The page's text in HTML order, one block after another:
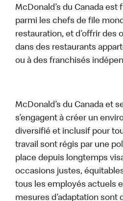
McDonald’s du Canada est
parmi les chefs de file
restauration, et d’offrir des
dans des restaurants
ou à des franchisés
McDonald’s du Canada et
s’engagent à créer un
diversifié et inclusif pour
travail sont régis par une
place depuis longtemps
occasions justes,
tous les employés actuels
mesures d’adaptation sont